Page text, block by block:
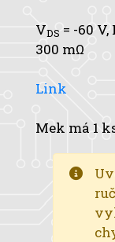
VDS = -60 V, I
300 mΩ
Link
Mek má 1